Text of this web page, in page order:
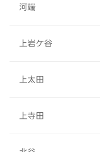
河端
上岩ケ谷
上太田
上寺田